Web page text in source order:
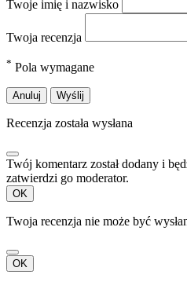
Twoje imię i nazwisko
Twoja recenzja
* Pola wymagane
Anuluj Wyślij
Recenzja została wysłana
Twój komentarz został dodany i
zatwierdzi go moderator.
OK
Twoja recenzja nie może być
OK